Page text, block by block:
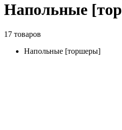
Напольные
17 товаров
Напольные [торшеры]